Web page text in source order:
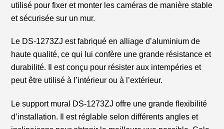
utilisé pour fixer et monter les caméras de manière stable
et sécurisée sur un mur.
Le DS-1273ZJ est fabriqué en alliage d’aluminium de
haute qualité, ce qui lui confère une grande résistance et
durabilité. Il est conçu pour résister aux intempéries et
peut être utilisé à l’intérieur ou à l’extérieur.
Le support mural DS-1273ZJ offre une grande flexibilité
d’installation. Il est réglable selon différents angles et